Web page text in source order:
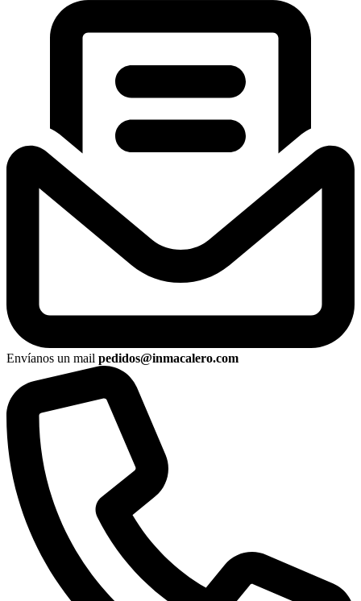
Envíanos un mail pedidos@inmacalero.com